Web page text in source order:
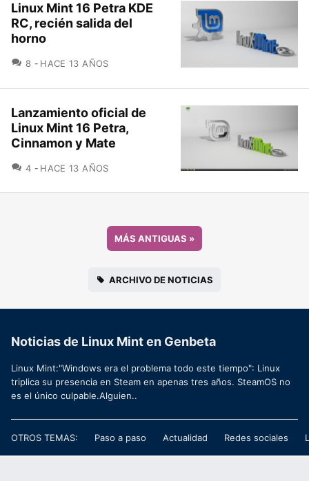
Linux Mint 16 Petra KDE
RC, recién salida del
horno
8 COMENTARIOS
HACE 13 AÑOS
Lanzamiento oficial de
Linux Mint 16 Petra,
Cinnamon y Mate
4 COMENTARIOS
HACE 13 AÑOS
MÁS ANTIGUAS »
ARCHIVO DE NOTICIAS
Noticias de Linux Mint en Genbeta
Linux Mint:"Windows era el problema todo este tiempo": Linux
triplica su presencia en Steam en apenas tres años. SteamOS no
es el único culpable.Alguien..
OTROS TEMAS: Paso a paso Actualidad Redes sociales